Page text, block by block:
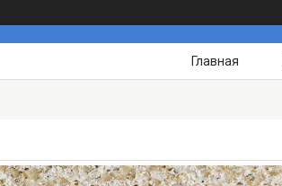
Главная